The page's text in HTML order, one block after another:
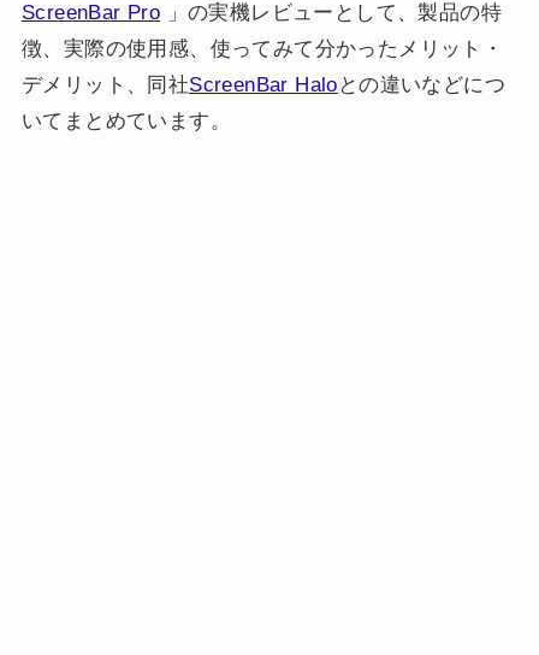
ScreenBar Pro 」の実機レビューとして、製品の特
徴、実際の使用感、使ってみて分かったメリット・
デメリット、同社ScreenBar Halo との違いなどにつ
いてまとめています。